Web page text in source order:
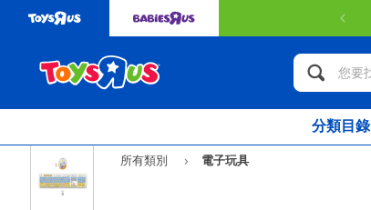
分類目錄
所有類別 電子玩具